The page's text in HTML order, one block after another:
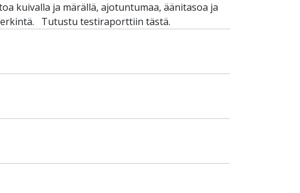
kuivalla ja märällä, ajotuntumaa, äänitasoa ja
Tutustu testiraporttiin tästä.